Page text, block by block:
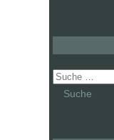
Suche
nach: